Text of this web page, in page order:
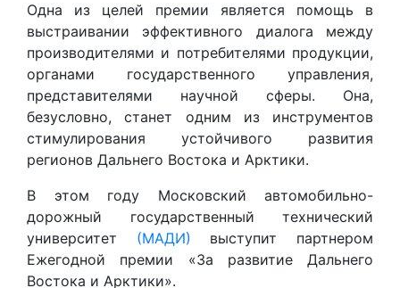
Одна из целей премии является помощь в
выстраивании эффективного диалога между
производителями и потребителями продукции,
органами государственного управления,
представителями научной сферы. Она,
безусловно, станет одним из инструментов
стимулирования устойчивого развития
регионов Дальнего Востока и Арктики.
В этом году Московский автомобильно-
дорожный государственный технический
университет (МАДИ) выступит партнером
Ежегодной премии «За развитие Дальнего
Востока и Арктики».